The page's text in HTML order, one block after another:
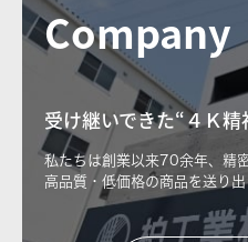
Company
受け継いできた“４Ｋ精
私たちは創業以来70余年、精
高品質・低価格の商品を送り出